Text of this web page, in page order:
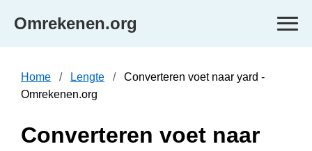
Omrekenen.org
Home Lengte
Converteren voet naar yard -
Omrekenen.org
Converteren voet naar